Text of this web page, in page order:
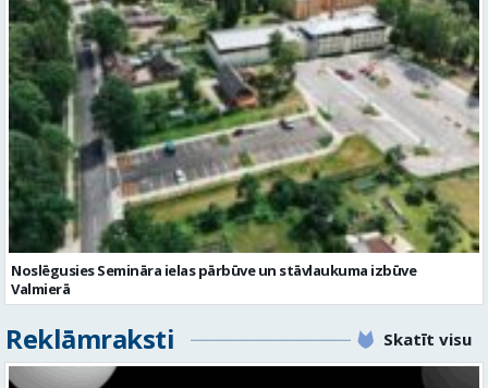
Noslēgusies Semināra ielas pārbūve un stāvlaukuma izbūve
Valmierā
Reklāmraksti Skatīt visu